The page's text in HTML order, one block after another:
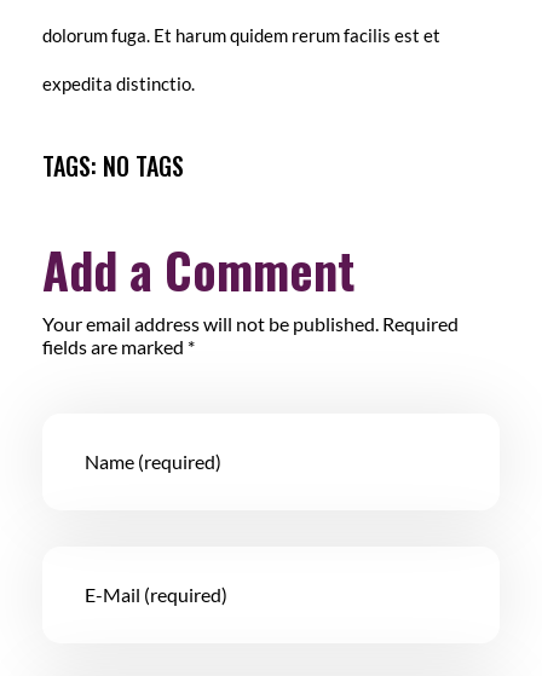
dolorum fuga. Et harum quidem rerum facilis est et
expedita distinctio.
TAGS: NO TAGS
Add a Comment
Your email address will not be published. Required
fields are marked *